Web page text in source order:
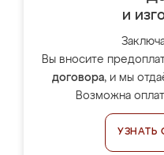
и
Вы вносите
договора, и мы
Возможна
УЗНАТЬ